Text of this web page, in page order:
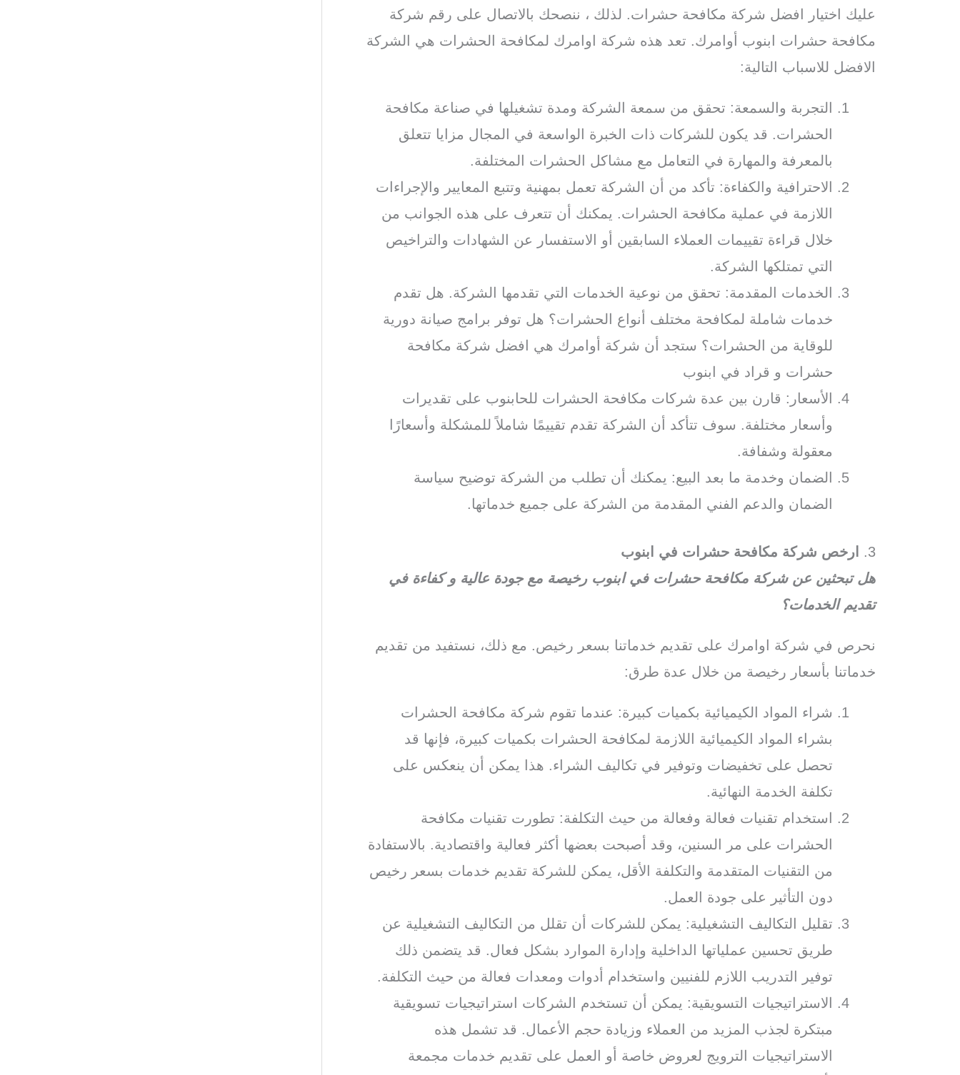
عليك اختيار افضل شركة مكافحة حشرات. لذلك ، ننصحك بالاتصال على رقم شركة
مكافحة حشرات ابنوب أوامرك. تعد هذه شركة اوامرك لمكافحة الحشرات هي الشركة
الافضل للاسباب التالية:
التجربة والسمعة: تحقق من سمعة الشركة ومدة تشغيلها في صناعة مكافحة
الحشرات. قد يكون للشركات ذات الخبرة الواسعة في المجال مزايا تتعلق
بالمعرفة والمهارة في التعامل مع مشاكل الحشرات المختلفة.
الاحترافية والكفاءة: تأكد من أن الشركة تعمل بمهنية وتتبع المعايير والإجراءات
اللازمة في عملية مكافحة الحشرات. يمكنك أن تتعرف على هذه الجوانب من
خلال قراءة تقييمات العملاء السابقين أو الاستفسار عن الشهادات والتراخيص
التي تمتلكها الشركة.
الخدمات المقدمة: تحقق من نوعية الخدمات التي تقدمها الشركة. هل تقدم
خدمات شاملة لمكافحة مختلف أنواع الحشرات؟ هل توفر برامج صيانة دورية
للوقاية من الحشرات؟ ستجد أن شركة أوامرك هي افضل شركة مكافحة
حشرات و قراد في ابنوب
الأسعار: قارن بين عدة شركات مكافحة الحشرات للحابنوب على تقديرات
وأسعار مختلفة. سوف تتأكد أن الشركة تقدم تقييمًا شاملاً للمشكلة وأسعارًا
معقولة وشفافة.
الضمان وخدمة ما بعد البيع: يمكنك أن تطلب من الشركة توضيح سياسة
الضمان والدعم الفني المقدمة من الشركة على جميع خدماتها.
3.
ارخص شركة مكافحة حشرات في ابنوب
هل تبحثين عن شركة مكافحة حشرات في ابنوب رخيصة مع جودة عالية و كفاءة في
تقديم الخدمات؟
نحرص في شركة اوامرك على تقديم خدماتنا بسعر رخيص. مع ذلك، نستفيد من تقديم
خدماتنا بأسعار رخيصة من خلال عدة طرق:
شراء المواد الكيميائية بكميات كبيرة: عندما تقوم شركة مكافحة الحشرات
بشراء المواد الكيميائية اللازمة لمكافحة الحشرات بكميات كبيرة، فإنها قد
تحصل على تخفيضات وتوفير في تكاليف الشراء. هذا يمكن أن ينعكس على
تكلفة الخدمة النهائية.
استخدام تقنيات فعالة وفعالة من حيث التكلفة: تطورت تقنيات مكافحة
الحشرات على مر السنين، وقد أصبحت بعضها أكثر فعالية واقتصادية. بالاستفادة
من التقنيات المتقدمة والتكلفة الأقل، يمكن للشركة تقديم خدمات بسعر رخيص
دون التأثير على جودة العمل.
تقليل التكاليف التشغيلية: يمكن للشركات أن تقلل من التكاليف التشغيلية عن
طريق تحسين عملياتها الداخلية وإدارة الموارد بشكل فعال. قد يتضمن ذلك
توفير التدريب اللازم للفنيين واستخدام أدوات ومعدات فعالة من حيث التكلفة.
الاستراتيجيات التسويقية: يمكن أن تستخدم الشركات استراتيجيات تسويقية
مبتكرة لجذب المزيد من العملاء وزيادة حجم الأعمال. قد تشمل هذه
الاستراتيجيات الترويج لعروض خاصة أو العمل على تقديم خدمات مجمعة